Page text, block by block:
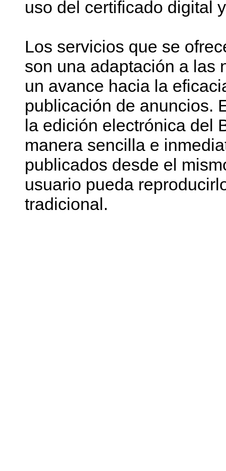
uso del certificado digital
Los servicios que se
son una adaptación a las
un avance hacia la
publicación de anuncios.
la edición electrónica del
manera sencilla e
publicados desde el
usuario pueda
tradicional.